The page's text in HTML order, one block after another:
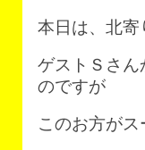
本日は、北寄
ゲストＳさ
のですが
このお方が